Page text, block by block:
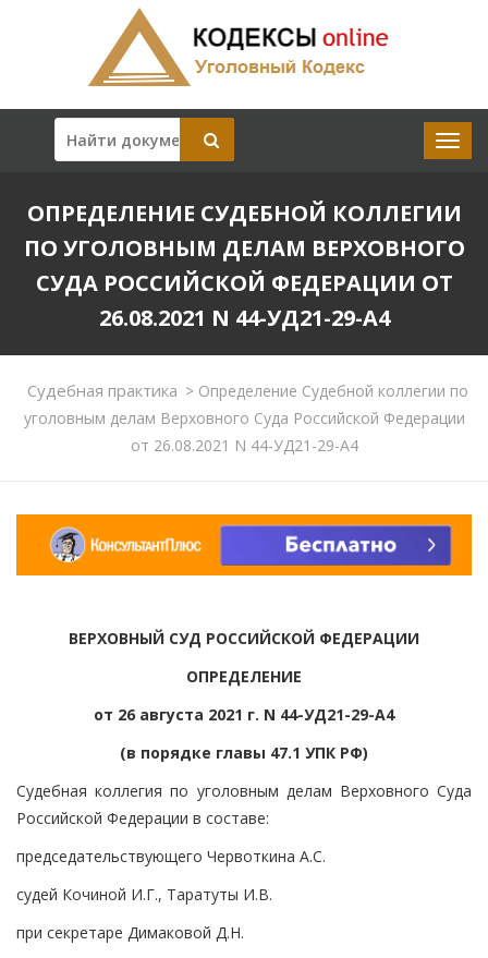
ОПРЕДЕЛЕНИЕ СУДЕБНОЙ КОЛЛЕГИИ
ПО УГОЛОВНЫМ ДЕЛАМ ВЕРХОВНОГО
СУДА РОССИЙСКОЙ ФЕДЕРАЦИИ ОТ
26.08.2021 N 44-УД21-29-А4
Судебная практика > Определение Судебной коллегии по
уголовным делам Верховного Суда Российской Федерации
от 26.08.2021 N 44-УД21-29-А4
ВЕРХОВНЫЙ СУД РОССИЙСКОЙ ФЕДЕРАЦИИ
ОПРЕДЕЛЕНИЕ
от 26 августа 2021 г. N 44-УД21-29-А4
(в порядке главы 47.1 УПК РФ)
Судебная коллегия по уголовным делам Верховного Суда
Российской Федерации в составе:
председательствующего Червоткина А.С.
судей Кочиной И.Г., Таратуты И.В.
при секретаре Димаковой Д.Н.